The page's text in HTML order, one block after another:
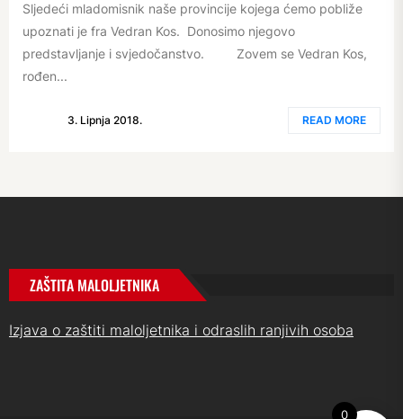
Sljedeći mladomisnik naše provincije kojega ćemo pobliže
upoznati je fra Vedran Kos. Donosimo njegovo
predstavljanje i svjedočanstvo. Zovem se Vedran Kos,
rođen...
3. Lipnja 2018. READ MORE
ZAŠTITA MALOLJETNIKA
Izjava o zaštiti maloljetnika i odraslih ranjivih osoba
0